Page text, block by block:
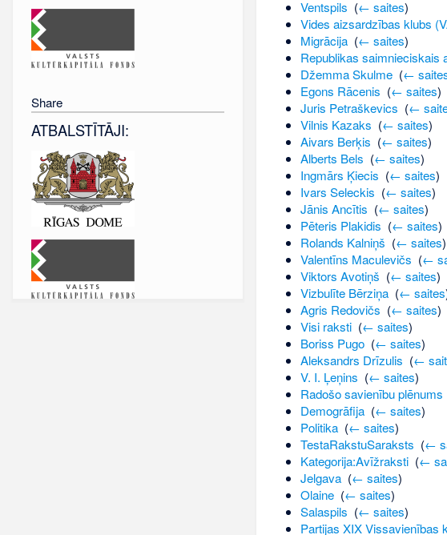
Ventspils (← saites)
Vides aizsardzības klubs
Migrācija‎ (← saites)
Republikas saimnieciskais
Džemma Skulme‎ (←
Egons Rācenis (← saites)
Juris Petraškevics (←
Vilnis Kazaks (← saites)
Aivars Berķis (← saites)
Alberts Bels (← saites)
Ingmārs Ķiecis (← saites)
Ivars Seleckis (← saites)
Jānis Ancītis (← saites)
Pēteris Plakidis (← saites)
Rolands Kalniņš (← saites)
Valentīns Maculevičs (←
Viktors Avotiņš (← saites)
Vizbulīte Bērziņa‎ (← saites
Agris Redovičs (← saites)
Visi raksti‎ (← saites)
Boriss Pugo‎ (← saites)
Aleksandrs Drīzulis (←
V. I. Ļeņins (← saites)
Radošo savienību plēnums
Demogrāfija‎ (← saites)
Politika‎ (← saites)
TestaRakstuSaraksts (←
Kategorija:Avīžraksti‎ (←
Jelgava‎ (← saites)
Olaine‎ (← saites)
Salaspils (← saites)
Partijas XIX Vissavienības
Share
ATBALSTĪTĀJI: